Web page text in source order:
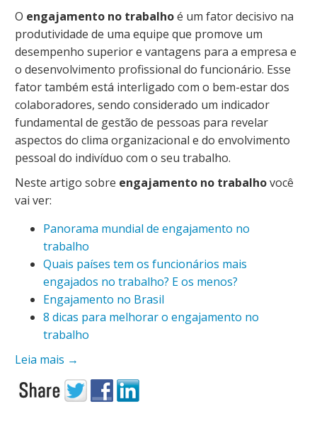
O engajamento no trabalhoé um fator decisivo na
produtividade de uma equipe que promove um
desempenho superior e vantagens para a empresa e
o desenvolvimento profissional do funcionário. Esse
fator também está interligado com o bem-estar dos
colaboradores, sendo considerado um indicador
fundamental de gestão de pessoas para revelar
aspectos do clima organizacional e do envolvimento
pessoal do indivíduo com o seu trabalho.
Neste artigo sobre engajamento no trabalhovocê
vai ver:
Panorama mundial de engajamento no
trabalho
Quais países tem os funcionários mais
engajados no trabalho? E os menos?
Engajamento no Brasil
8 dicas para melhorar o engajamento no
trabalho
Leia mais →